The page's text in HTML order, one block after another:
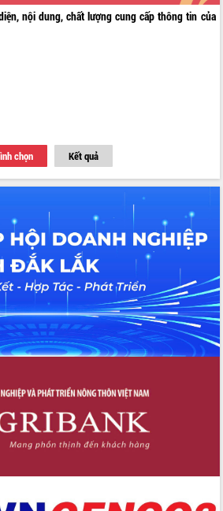
nội dung, chất lượng cung cấp thông tin của
chọn Kết quả